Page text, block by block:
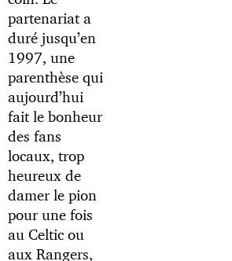
partenariat a
duré jusqu’en
1997, une
parenthèse qui
aujourd’hui
fait le bonheur
des fans
locaux, trop
heureux de
damer le pion
pour une fois
au Celtic ou
aux Rangers,